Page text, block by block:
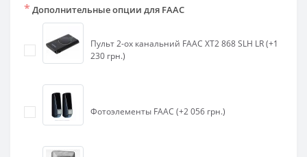
* Дополнительные опции для FAAC
Пульт 2-ох канальний FAAC XT2 868 SLH LR (+1
230 грн.)
Фотоэлементы FAAC (+2 056 грн.)